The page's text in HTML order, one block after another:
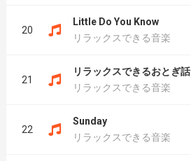
20
Little Do You Know
リラックスできる音楽
21
リラックスできるおとぎ話
リラックスできる音楽
22
Sunday
リラックスできる音楽